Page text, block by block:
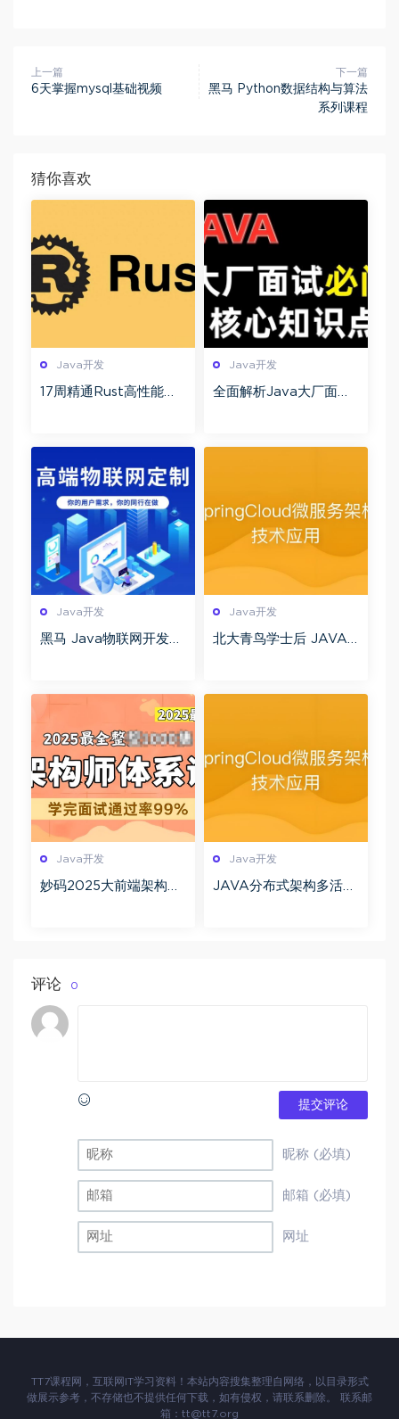
上一篇
6天掌握mysql基础视频
下一篇
黑马 Python数据结构与算法
系列课程
猜你喜欢
Java开发
17周精通Rust高性能与
I工具到跨端应用
Java开发
全面解析Java大厂面试
例深度剖析
Java开发
黑马 Java物联网开发之
Java开发
北大青鸟学士后 JAVA
【价值13800元】
Java开发
妙码2025大前端架构师
Java开发
JAVA分布式架构多活设
评论 0
提交评论
昵称 (必填)
邮箱 (必填)
网址
TT7课程网，互联网IT学习资料！本站内容搜集整理自网络，以目录形式
做展示参考，不存储也不提供任何下载，如有侵权，请联系删除。 联系邮
箱： tt@tt7.org